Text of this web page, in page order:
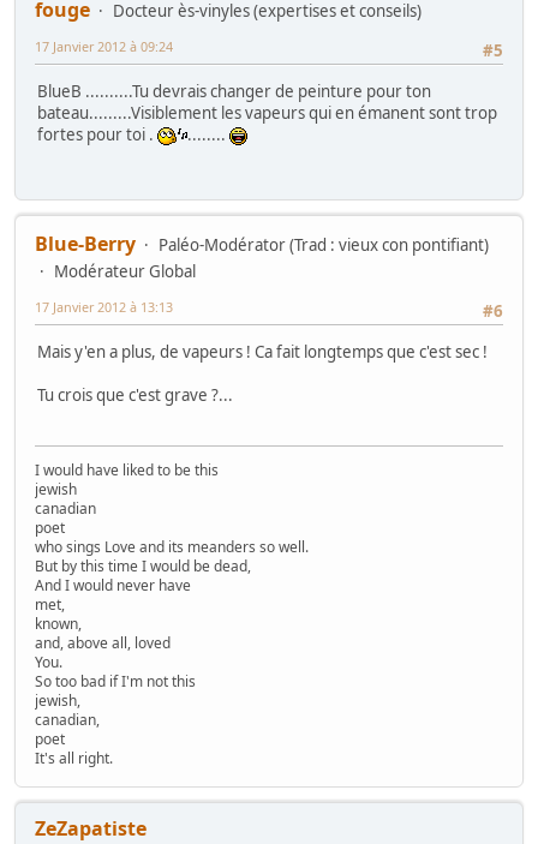
fouge
Docteur ès-vinyles (expertises et conseils)
#5
17 Janvier 2012 à 09:24
BlueB ..........Tu devrais changer de peinture pour ton
bateau.........Visiblement les vapeurs qui en émanent sont trop
fortes pour toi .
........
Blue-Berry
Paléo-Modérator (Trad : vieux con pontifiant)
Modérateur Global
#6
17 Janvier 2012 à 13:13
Mais y'en a plus, de vapeurs ! Ca fait longtemps que c'est sec !
Tu crois que c'est grave ?...
I would have liked to be this
jewish
canadian
poet
who sings Love and its meanders so well.
But by this time I would be dead,
And I would never have
met,
known,
and, above all, loved
You.
So too bad if I'm not this
jewish,
canadian,
poet
It's all right.
ZeZapatiste